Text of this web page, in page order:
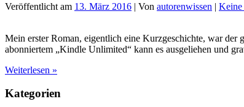
Veröffentlicht am 13. März 2016 | Von autorenwissen | Keine
Mein erster Roman, eigentlich eine Kurzgeschichte, war
abonniertem „Kindle Unlimited“ kann es ausgeliehen und
Weiterlesen »
aus
Kategorien